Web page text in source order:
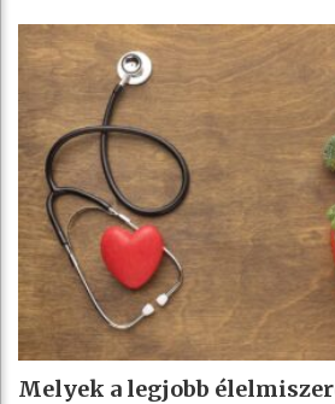
Melyek a legjobb